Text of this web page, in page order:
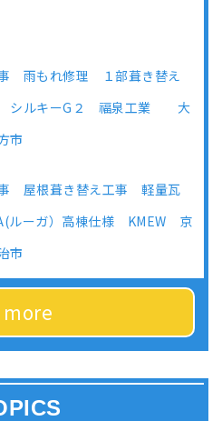
雨もれ修理 １部葺き替え
シルキーG２ 福泉工業 大
市
屋根葺き替え工事 軽量瓦
ルーガ）高棟仕様 KMEW 京
市
more